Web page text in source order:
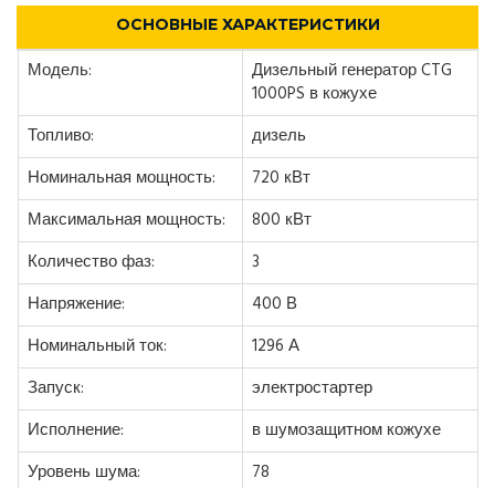
ОСНОВНЫЕ ХАРАКТЕРИСТИКИ
Модель:
Дизельный генератор CTG
1000PS в кожухе
Топливо:
дизель
Номинальная мощность:
720 кВт
Максимальная мощность:
800 кВт
Количество фаз:
3
Напряжение:
400 В
Номинальный ток:
1296 А
Запуск:
электростартер
Исполнение:
в шумозащитном кожухе
Уровень шума:
78